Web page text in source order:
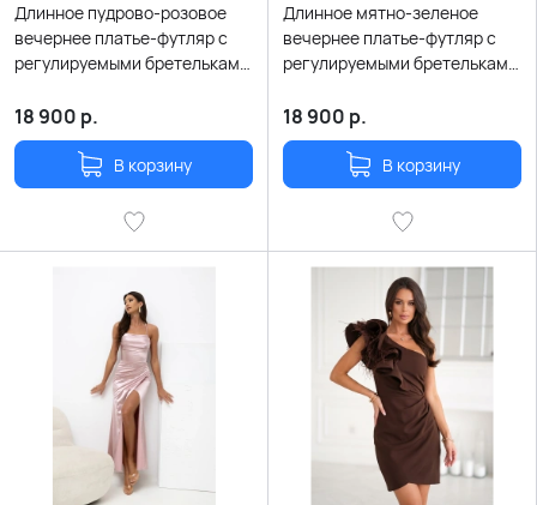
Длинное пудрово-розовое
вечернее платье-футляр с
регулируемыми бретельками
18 900 р.
В корзину
Длинное мятно-зеленое
вечернее платье-футляр с
регулируемыми бретельками
18 900 р.
В корзину